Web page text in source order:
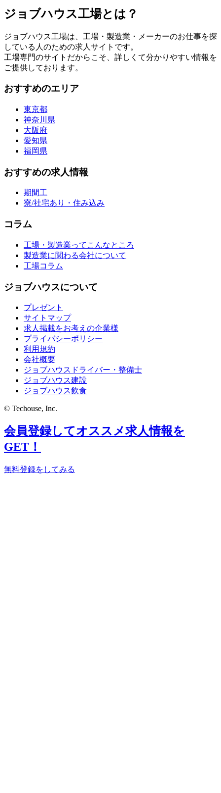
ジョブハウス工場とは？
ジョブハウス工場は、工場・製造業・メーカーのお仕事を探
している人のための求人サイトです。
工場専門のサイトだからこそ、詳しくて分かりやすい情報を
ご提供しております。
おすすめのエリア
東京都
神奈川県
大阪府
愛知県
福岡県
おすすめの求人情報
期間工
寮/社宅あり・住み込み
コラム
工場・製造業ってこんなところ
製造業に関わる会社について
工場コラム
ジョブハウスについて
プレゼント
サイトマップ
求人掲載をお考えの企業様
プライバシーポリシー
利用規約
会社概要
ジョブハウスドライバー・整備士
ジョブハウス建設
ジョブハウス飲食
© Techouse, Inc.
会員登録してオススメ求人情報を
GET！
無料登録をしてみる